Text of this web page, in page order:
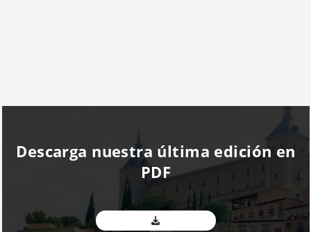
Descarga nuestra última edición en
PDF